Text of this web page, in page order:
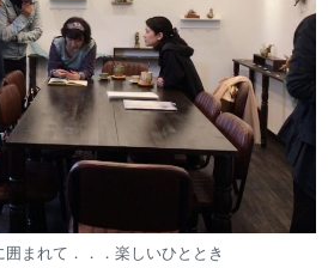
囲まれて．．．楽しいひととき